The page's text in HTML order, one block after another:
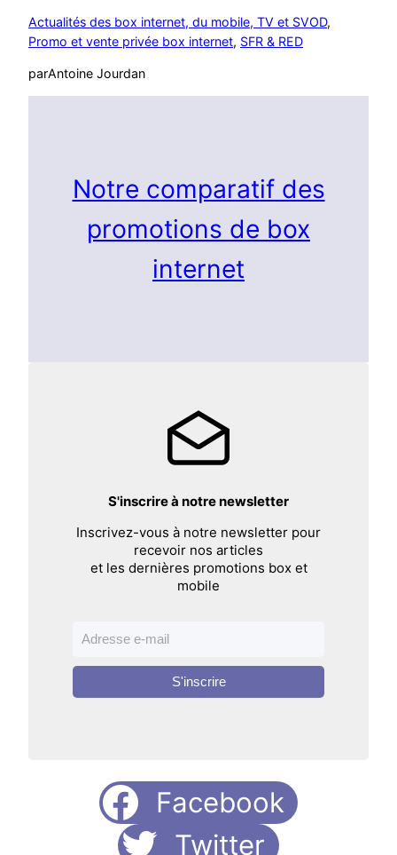
Actualités des box internet, du mobile, TV et SVOD
Promo et vente privée box internet, SFR & RED
parAntoine Jourdan
Notre comparatif des
promotions de box
internet
S'inscrire à notre newsletter
Inscrivez-vous à notre newsletter pour
recevoir nos articles
et les dernières promotions box et
mobile
S'inscrire
Facebook
Twitter